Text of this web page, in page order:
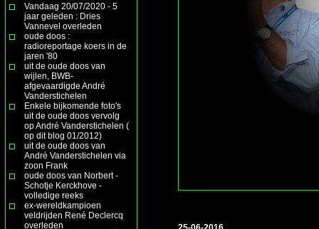
Vandaag 20/07/2020 - 5
jaar geleden : Dries
Vannevel overleden
oude doos :
radioreportage koers in de
jaren '80
uit de oude doos van
wijlen, BWB-
afgevaardigde André
Vanderstichelen
Enkele bijkomende foto's
uit de oude doos vervolg
op André Vanderstichelen (
op dit blog 01/2012)
uit de oude doos van
André Vanderstichelen via
zoon Frank
oude doos van Norbert -
Schotje Kerckhove -
volledige reeks
ex-wereldkampioen
veldrijden René Declercq
overleden